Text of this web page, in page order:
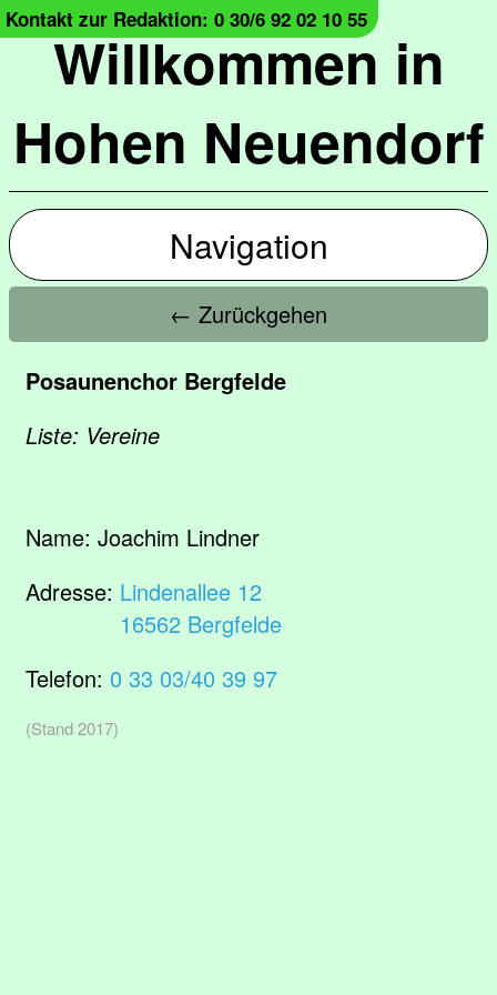
Willkommen in
Hohen Neuendorf
Kontakt zur Redaktion: 0 30/6 92 02 10 55
Navigation
← Zurückgehen
Posaunenchor Bergfelde
Liste: Vereine
Name: Joachim Lindner
Adresse: Lindenallee 12
16562 Bergfelde
Telefon: 0 33 03/40 39 97
(Stand 2017)